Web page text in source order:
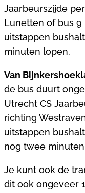
Jaarbeurszijde
Lunetten of bus 9
uitstappen
minuten lopen.
Van
de bus duurt
Utrecht CS
richting
uitstappen
nog twee
Je kunt ook de
dit ook ongeveer